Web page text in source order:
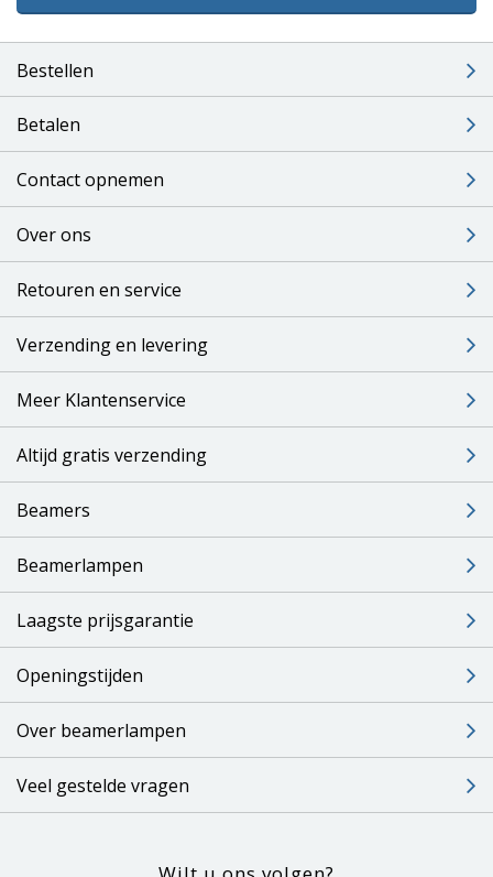
Bestellen
Betalen
Contact opnemen
Over ons
Retouren en service
Verzending en levering
Meer Klantenservice
Altijd gratis verzending
Beamers
Beamerlampen
Laagste prijsgarantie
Openingstijden
Over beamerlampen
Veel gestelde vragen